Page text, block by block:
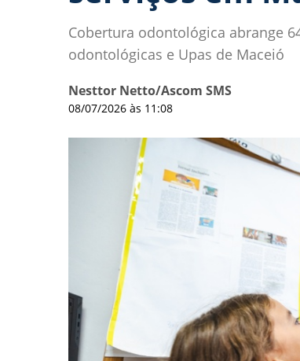
Cobertura odontológica abrange
odontológicas e Upas de Maceió
Nesttor Netto/Ascom SMS
08/07/2026 às 11:08